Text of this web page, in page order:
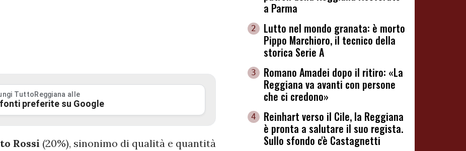
TuttoReggiana alle
preferite su Google
Rossi (20%), sinonimo di qualità e quantità
a Parma
2
Lutto nel mondo granata: è morto
Pippo Marchioro, il tecnico della
storica Serie A
3
Romano Amadei dopo il ritiro: «La
Reggiana va avanti con persone
che ci credono»
4
Reinhart verso il Cile, la Reggiana
è pronta a salutare il suo regista.
Sullo sfondo c'è Castagnetti